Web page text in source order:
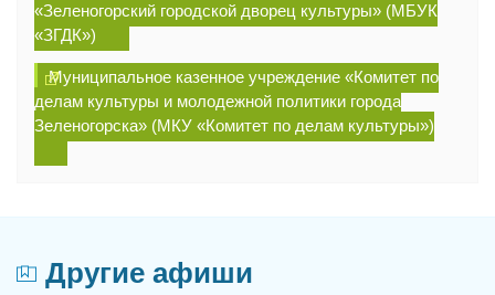
«Зеленогорский городской дворец культуры» (МБУК
«ЗГДК»)
Муниципальное казенное учреждение «Комитет по
делам культуры и молодежной политики города
Зеленогорска» (МКУ «Комитет по делам культуры»)
Другие афиши